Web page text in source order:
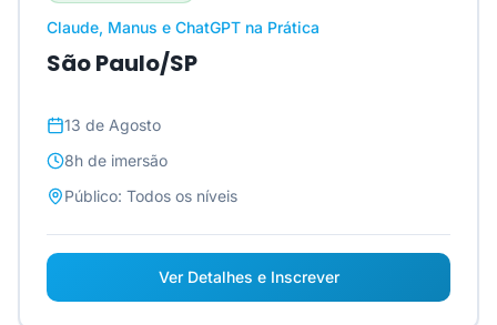
Claude, Manus e ChatGPT na Prática
São Paulo/SP
13 de Agosto
8h de imersão
Público: Todos os níveis
Ver Detalhes e Inscrever